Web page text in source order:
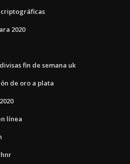
criptográficas
2020
fin de semana uk
de oro a plata
línea